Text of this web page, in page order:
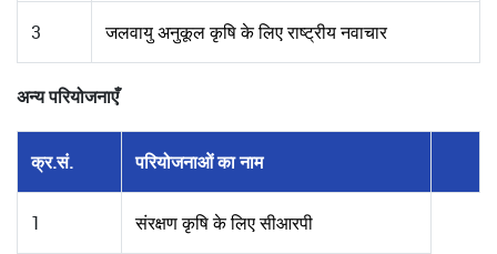
3 जलवायु अनुकूल कृषि के लिए राष्ट्रीय नवाचार
अन्य परियोजनाएँ
क्र.सं. परियोजनाओं का नाम
1 संरक्षण कृषि के लिए सीआरपी